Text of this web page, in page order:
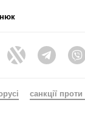
FacebookTwitter
санкції проти